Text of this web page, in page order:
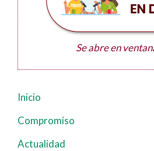
Se abre en
Navegación
principal
Inicio
Compromiso
Actualidad